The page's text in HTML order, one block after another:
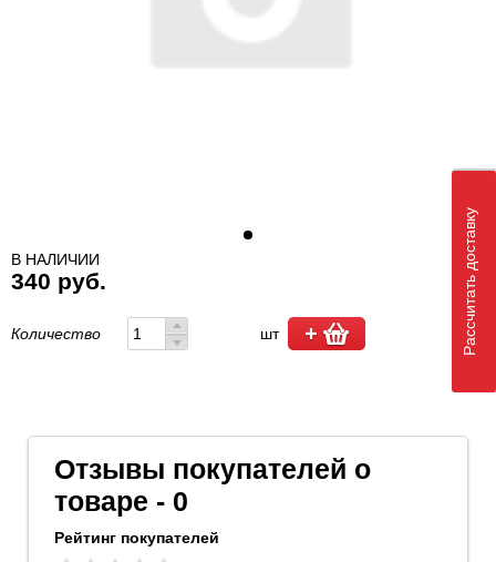
В НАЛИЧИИ
340 руб.
Количество шт
Отзывы покупателей о
товаре - 0
Рейтинг покупателей
Рассчитать доставку